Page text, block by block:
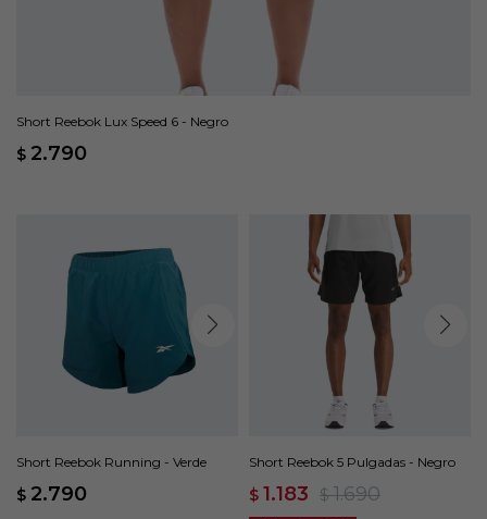
Short Reebok Lux Speed 6 - Negro
$ 2.790
Short Reebok Running - Verde
$ 2.790
Short Reebok 5 Pulgadas - Negro
$ 1.183 $ 1.690